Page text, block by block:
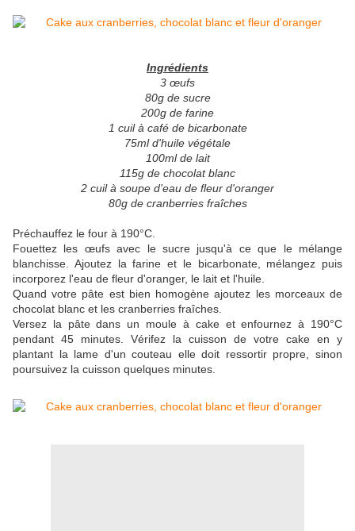
Ingrédients
3 œufs
80g de sucre
200g de farine
1 cuil à café de bicarbonate
75ml d'huile végétale
100ml de lait
115g de chocolat blanc
2 cuil à soupe d'eau de fleur d'oranger
80g de cranberries fraîches
Préchauffez le four à 190°C.
Fouettez les œufs avec le sucre jusqu'à ce que le mélange
blanchisse. Ajoutez la farine et le bicarbonate, mélangez puis
incorporez l'eau de fleur d'oranger, le lait et l'huile.
Quand votre pâte est bien homogène ajoutez les morceaux de
chocolat blanc et les cranberries fraîches.
Versez la pâte dans un moule à cake et enfournez à 190°C
pendant 45 minutes. Vérifez la cuisson de votre cake en y
plantant la lame d'un couteau elle doit ressortir propre, sinon
poursuivez la cuisson quelques minutes.